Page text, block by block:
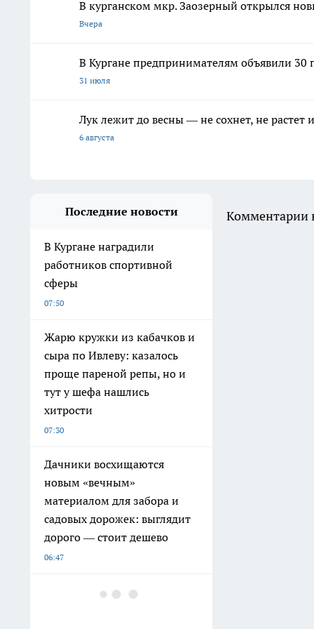
В курганском мкр. Заозерный открылся
Вчера
В Кургане предпринимателям объявили 30
31 июля
Лук лежит до весны — не сохнет, не
6 августа
Последние новости
В Кургане наградили
работников спортивной
сферы
07:50
Жарю кружки из кабачков и
сыра по Ивлеву: казалось
проще пареной репы, но и
тут у шефа нашлись
хитрости
07:30
Дачники восхищаются
новым «вечным»
материалом для забора и
садовых дорожек: выглядит
дорого — стоит дешево
06:47
Готовлю из всех кабачков —
Комментарии